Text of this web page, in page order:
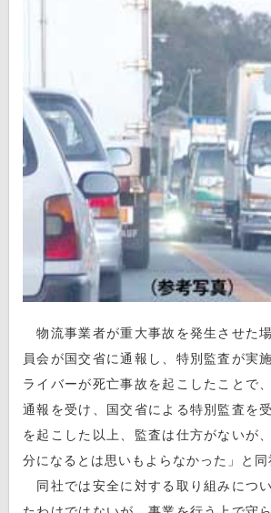
物流事業者が重大事故を発生させた
員会が国交省に通報し、特別監査が実
ライバーが死亡事故を起こしたことで
通報を受け、国交省による特別監査を
を起こした以上、監査は仕方がないが
分になるとは思いもよらなかった」と同
同社では安全に対する取り組みにつ